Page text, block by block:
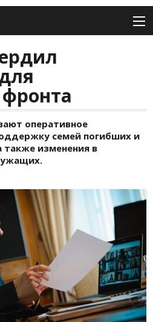
оперативное
семей погибших и
также изменения в